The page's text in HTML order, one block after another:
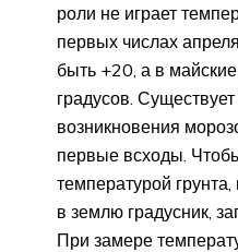
роли не играет
первых числах
быть +20, а в
градусов.
возникновения
первые всходы.
температурой
в землю градусник,
При замере